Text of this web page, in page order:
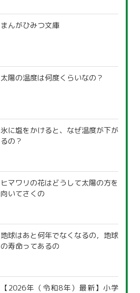
まんがひみつ文庫
太陽の温度は何度くらいなの？
氷に塩をかけると、なぜ温度が下が
るの？
ヒマワリの花はどうして太陽の方を
向いてさくの
地球はあと何年でなくなるの，地球
の寿命ってあるの
【2026年（令和8年）最新】小学